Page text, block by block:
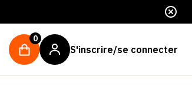
0
S'inscrire/se connecter